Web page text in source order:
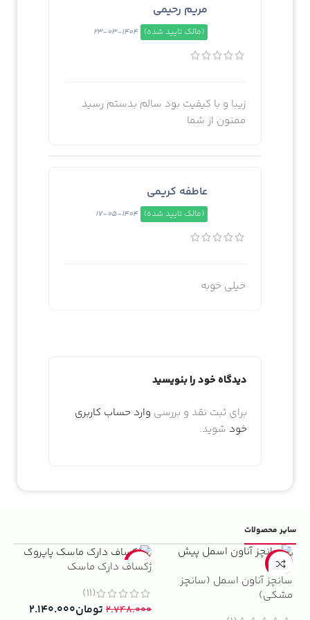
مریم رحیمی
(مالک تایید شده) 1404-03-23
زیبا و با کیفیت بود سالم بدستم رسید
ممنون از شما
عاطفه کریمی
(مالک تایید شده) 1404-05-17
خیلی خوبه
دیدگاه خود را بنویسید
برای ثبت نقد و بررسی وارد حساب کاربری
خود شوید.
سایر محصولات
-13%
سانچز آناون اسمل (سانچز
مشکی)
-22%
ژکساف دارک ماسک
(11)
۲.۷۴۸.۰۰۰ تومان۲.۱۴۰.۰۰۰